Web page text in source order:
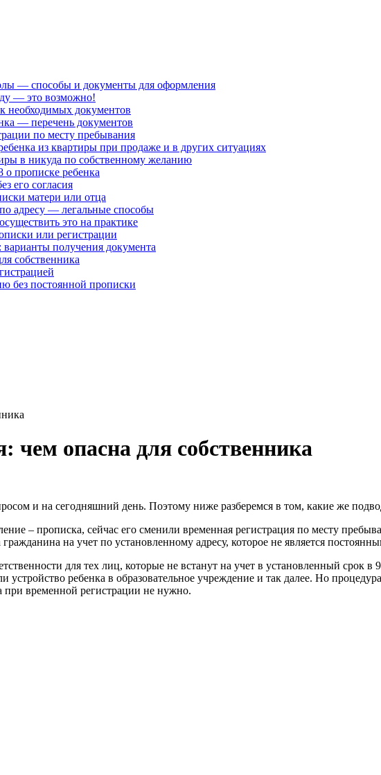
— способы и документы для оформления
— это возможно!
необходимых документов
— перечень документов
по месту пребывания
из квартиры при продаже и в других ситуациях
в никуда по собственному желанию
прописке ребенка
его согласия
матери или отца
адресу — легальные способы
это на практике
или регистрации
варианты получения документа
собственника
без постоянной прописки
чем опасна для собственника
и на сегодняшний день. Поэтому ниже разберемся в том, какие же
– прописка, сейчас его сменили временная регистрация по месту
на учет по установленному адресу, которое не является
для тех лиц, которые не встанут на учет в установленный срок
ребенка в образовательное учреждение и так далее. Но
при временной регистрации не нужно.